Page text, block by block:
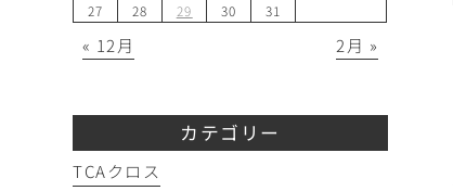
27
28 29 30 31
« 12月 2月 »
カテゴリー
TCAクロス